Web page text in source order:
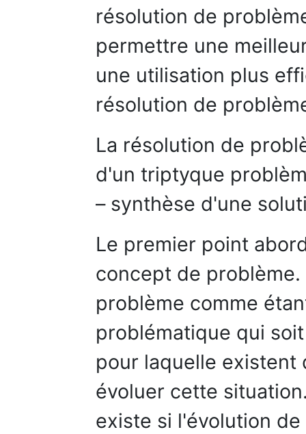
résolution de
permettre une
une utilisation plus
résolution de
La résolution de
d'un triptyque
– synthèse d'une
Le premier point
concept de
problème comme
problématique qui
pour laquelle existent
évoluer cette
existe si l'évolution